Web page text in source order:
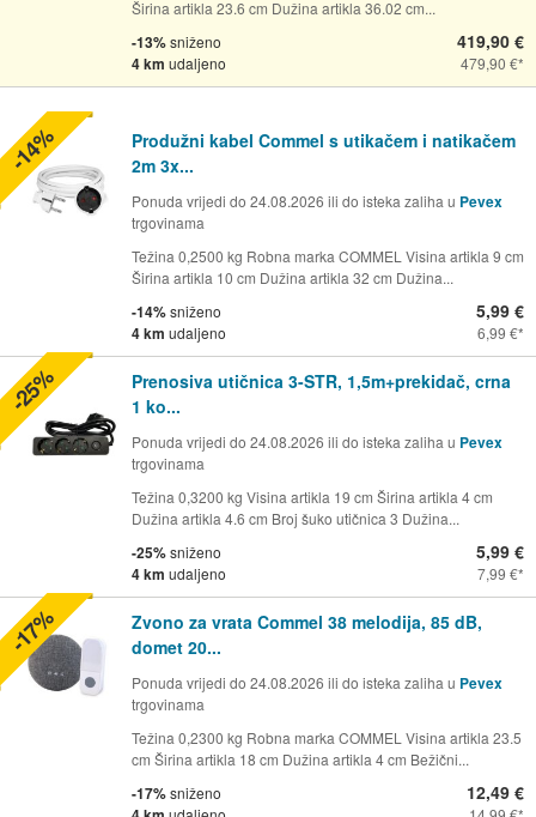
Širina artikla 23.6 cm Dužina artikla 36.02 cm...
-13%sniženo
4 km udaljeno
419,90 €
479,90 €
Produžni kabel Commel s utikačem i natikačem
2m 3x...
Ponuda vrijedi do 24.08.2026 ili do isteka zaliha u Pevex
trgovinama
Težina 0,2500 kg Robna marka COMMEL Visina artikla 9 cm
Širina artikla 10 cm Dužina artikla 32 cm Dužina...
-14%sniženo
4 km udaljeno
5,99 €
6,99 €
-14%
Prenosiva utičnica 3-STR, 1,5m+prekidač, crna
1 ko...
Ponuda vrijedi do 24.08.2026 ili do isteka zaliha u Pevex
trgovinama
Težina 0,3200 kg Visina artikla 19 cm Širina artikla 4 cm
Dužina artikla 4.6 cm Broj šuko utičnica 3 Dužina...
-25%sniženo
4 km udaljeno
5,99 €
7,99 €
-25%
Zvono za vrata Commel 38 melodija, 85 dB,
domet 20...
Ponuda vrijedi do 24.08.2026 ili do isteka zaliha u Pevex
trgovinama
Težina 0,2300 kg Robna marka COMMEL Visina artikla 23.5
cm Širina artikla 18 cm Dužina artikla 4 cm Bežični...
-17%sniženo 12,49 €
-17%